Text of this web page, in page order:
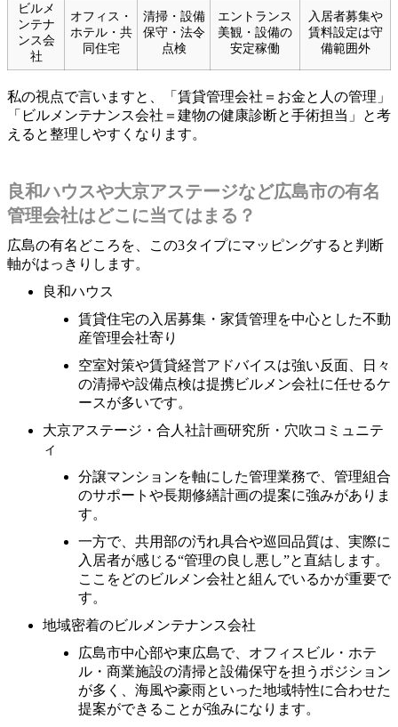
ビルメ
ンテナ
ンス会
社
オフィス・
ホテル・共
同住宅
清掃・設備
保守・法令
点検
エントランス
美観・設備の
安定稼働
入居者募集や
賃料設定は守
備範囲外
私の視点で言いますと、「賃貸管理会社＝お金と人の管理」
「ビルメンテナンス会社＝建物の健康診断と手術担当」と考
えると整理しやすくなります。
良和ハウスや大京アステージなど広島市の有名
管理会社はどこに当てはまる？
広島の有名どころを、この3タイプにマッピングすると判断
軸がはっきりします。
良和ハウス
賃貸住宅の入居募集・家賃管理を中心とした不動
産管理会社寄り
空室対策や賃貸経営アドバイスは強い反面、日々
の清掃や設備点検は提携ビルメン会社に任せるケ
ースが多いです。
大京アステージ・合人社計画研究所・穴吹コミュニテ
ィ
分譲マンションを軸にした管理業務で、管理組合
のサポートや長期修繕計画の提案に強みがありま
す。
一方で、共用部の汚れ具合や巡回品質は、実際に
入居者が感じる“管理の良し悪し”と直結します。
ここをどのビルメン会社と組んでいるかが重要で
す。
地域密着のビルメンテナンス会社
広島市中心部や東広島で、オフィスビル・ホテ
ル・商業施設の清掃と設備保守を担うポジション
が多く、海風や豪雨といった地域特性に合わせた
提案ができることが強みになります。